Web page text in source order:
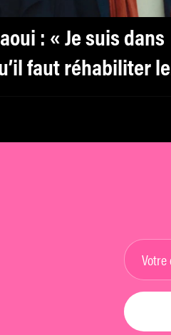
: « Je suis dans
faut réhabiliter le